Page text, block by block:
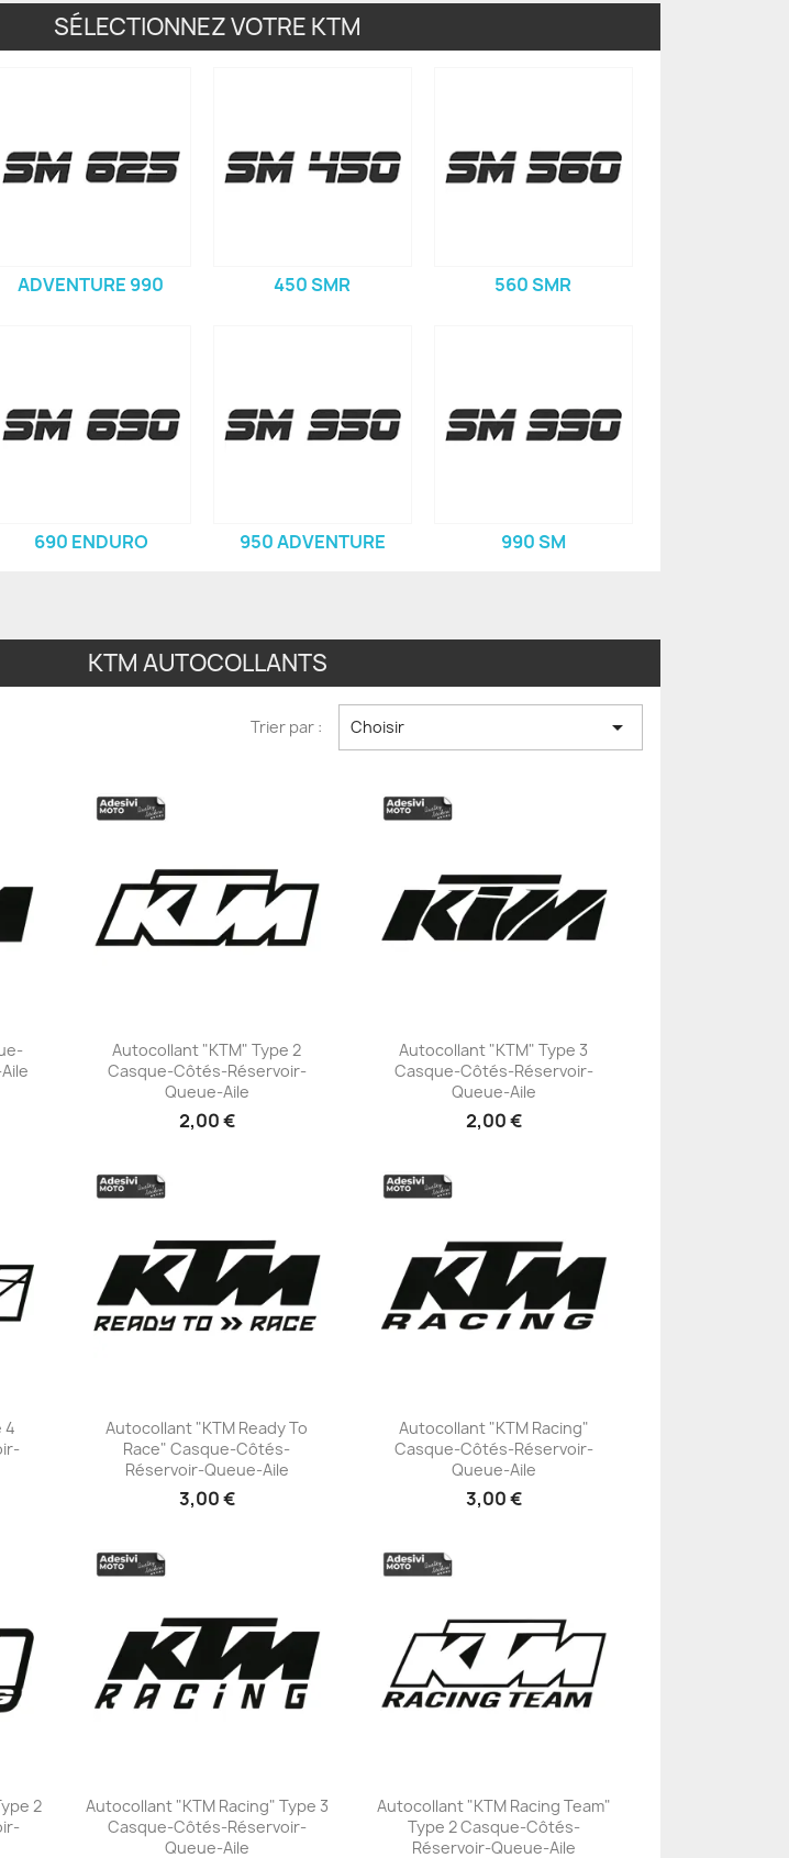
SÉLECTIONNEZ VOTRE KTM
ADVENTURE 990 450 SMR 560 SMR
690 ENDURO 950 ADVENTURE 990 SM
KTM AUTOCOLLANTS
Trier par : Choisir 
+23
Autocollant "KTM" Type 2
Casque-Côtés-Réservoir-
Queue-Aile
2,00 €
+23
Autocollant "KTM" Type 3
Casque-Côtés-Réservoir-
Queue-Aile
2,00 €
4
+23
Autocollant "KTM Ready To
Race" Casque-Côtés-
Réservoir-Queue-Aile
3,00 €
+23
Autocollant "KTM Racing"
Casque-Côtés-Réservoir-
Queue-Aile
3,00 €
2
+23
Autocollant "KTM Racing" Type 3
Casque-Côtés-Réservoir-
Queue-Aile
+23
Autocollant "KTM Racing Team"
Type 2 Casque-Côtés-
Réservoir-Queue-Aile